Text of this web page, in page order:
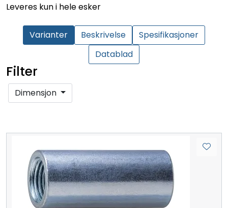
Leveres kun i hele esker
Varianter Beskrivelse
Spesifikasjoner
Datablad
Filter
Dimensjon